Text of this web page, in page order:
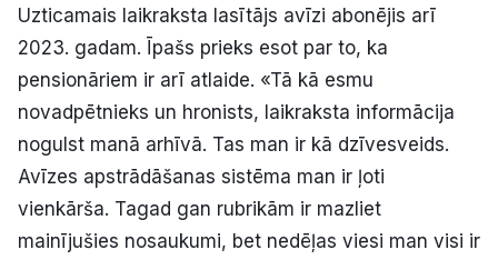
Uzticamais laikraksta lasītājs avīzi abonējis arī
2023. gadam. Īpašs prieks esot par to, ka
pensionāriem ir arī atlaide. «Tā kā esmu
novadpētnieks un hronists, laikraksta informācija
nogulst manā arhīvā. Tas man ir kā dzīvesveids.
Avīzes apstrādāšanas sistēma man ir ļoti
vienkārša. Tagad gan rubrikām ir mazliet
mainījušies nosaukumi, bet nedēļas viesi man visi ir